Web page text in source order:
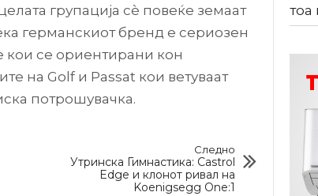
групација сè повеќе земаат
германскиот бренд е сериозен
кои се ориентирани кон
на Golf и Passat кои ветуваат
потрошувачка.
Следно
Утринска Гимнастика: Castrol
Edge и клонот ривал на
Koenigsegg One:1
тоа